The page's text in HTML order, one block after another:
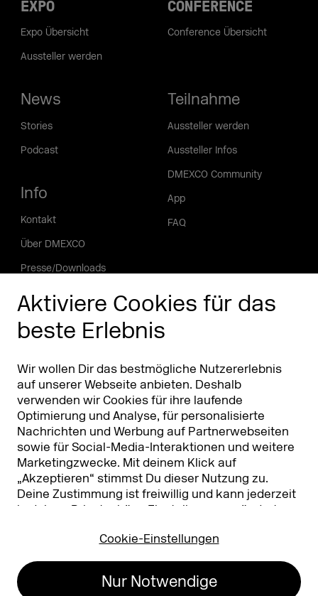
Aktiviere Cookies für das
beste Erlebnis
Wir wollen Dir das bestmögliche Nutzererlebnis
auf unserer Webseite anbieten. Deshalb
verwenden wir Cookies für ihre laufende
Optimierung und Analyse, für personalisierte
Nachrichten und Werbung auf Partnerwebseiten
sowie für Social-Media-Interaktionen und weitere
Marketingzwecke. Mit deinem Klick auf
„Akzeptieren“ stimmst Du dieser Nutzung zu.
Deine Zustimmung ist freiwillig und kann jederzeit
in deinen Privatsphäre-Einstellungen
geändert
Nutzung findest Du in unserer
Cookie-Einstellungen
Nur Notwendige
EXPO
Expo Übersicht
Aussteller werden
CONFERENCE
Conference Übersicht
News
Stories
Podcast
Info
Kontakt
Über DMEXCO
Presse/Downloads
Phishing Alarm
Teilnahme
Aussteller werden
Aussteller Infos
DMEXCO Community
App
FAQ
Partner
Partner & Sponsoren DMEXCO Asia
Koelnmesse GmbH
T. +49 221 821 2020
Impressum
Datenschutz
Erklärung zur